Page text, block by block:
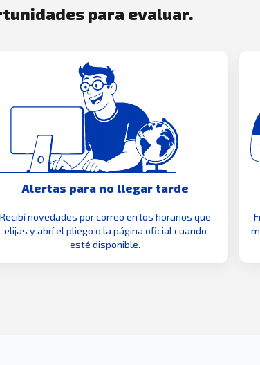
para evaluar.
Alertas para no llegar tarde
Recibí novedades por correo en los horarios que
elijas y abrí el pliego o la página oficial cuando
esté disponible.